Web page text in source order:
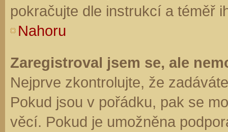
pokračujte dle instrukcí a téměř
Nahoru
Zaregistroval jsem se, ale
Nejprve zkontrolujte, že
Pokud jsou v pořádku, pak se
věcí. Pokud je umožněna